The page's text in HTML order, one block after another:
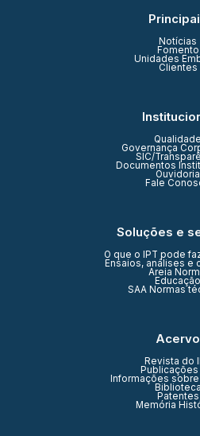
Notícias
Fomento
Unidades
Clientes
Qualidade
Governança
SIC/
Documentos
Ouvidoria
Fale
Soluções e
O que o IPT pode
Ensaios, análises e
Areia
Educação
SAA Normas
Acervo
Revista do
Publicações
Informações
Biblioteca
Patentes
Memória